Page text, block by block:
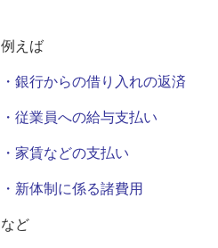
例えば
・銀行からの借り入れの返済
・従業員への給与支払い
・家賃などの支払い
・新体制に係る諸費用
など